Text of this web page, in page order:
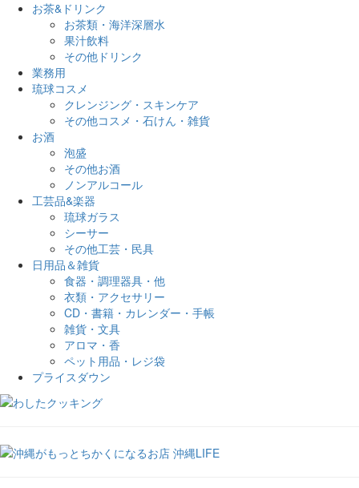
お茶&ドリンク
お茶類・海洋深層水
果汁飲料
その他ドリンク
業務用
琉球コスメ
クレンジング・スキンケア
その他コスメ・石けん・雑貨
お酒
泡盛
その他お酒
ノンアルコール
工芸品&楽器
琉球ガラス
シーサー
その他工芸・民具
日用品＆雑貨
食器・調理器具・他
衣類・アクセサリー
CD・書籍・カレンダー・手帳
雑貨・文具
アロマ・香
ペット用品・レジ袋
プライスダウン